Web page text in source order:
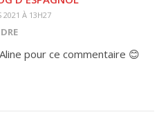
2021 À 13H27
pour ce commentaire 😊